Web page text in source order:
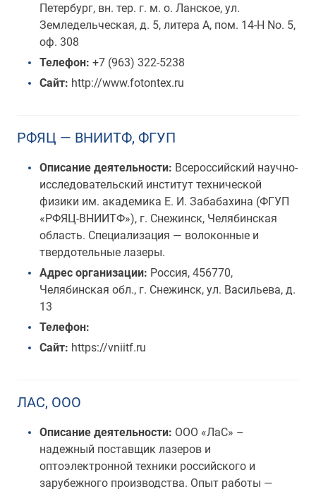
Петербург, вн. тер. г. м. о. Ланское, ул.
Земледельческая, д. 5, литера А, пом. 14-Н No. 5,
оф. 308
Телефон: +7 (963) 322-5238
Сайт: http://www.fotontex.ru
РФЯЦ — ВНИИТФ, ФГУП
Описание деятельности: Всероссийский научно-
исследовательский институт технической
физики им. академика Е. И. Забабахина (ФГУП
«РФЯЦ-ВНИИТФ»), г. Снежинск, Челябинская
область. Специализация — волоконные и
твердотельные лазеры.
Адрес организации: Россия, 456770,
Челябинская обл., г. Снежинск, ул. Васильева, д.
13
Телефон:
Сайт: https://vniitf.ru
ЛАС, ООО
Описание деятельности: ООО «ЛаС» –
надежный поставщик лазеров и
оптоэлектронной техники российского и
зарубежного производства. Опыт работы —